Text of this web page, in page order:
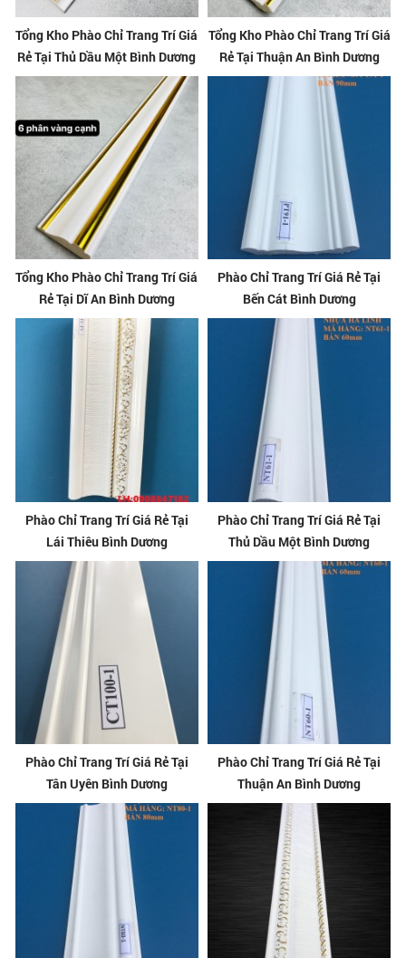
Tổng Kho Phào Chỉ Trang Trí Giá
Rẻ Tại Thủ Dầu Một Bình Dương
Tổng Kho Phào Chỉ Trang Trí Giá
Rẻ Tại Thuận An Bình Dương
Tổng Kho Phào Chỉ Trang Trí Giá
Rẻ Tại Dĩ An Bình Dương
Phào Chỉ Trang Trí Giá Rẻ Tại
Bến Cát Bình Dương
Phào Chỉ Trang Trí Giá Rẻ Tại
Lái Thiêu Bình Dương
Phào Chỉ Trang Trí Giá Rẻ Tại
Thủ Dầu Một Bình Dương
Phào Chỉ Trang Trí Giá Rẻ Tại
Tân Uyên Bình Dương
Phào Chỉ Trang Trí Giá Rẻ Tại
Thuận An Bình Dương